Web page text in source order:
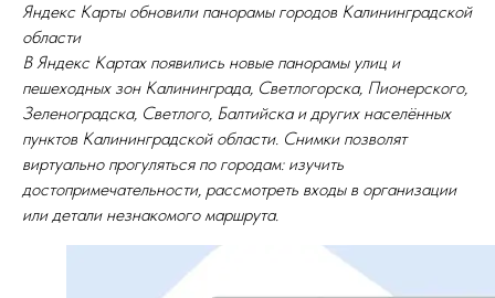
Яндекс Карты обновили панорамы городов Калининградской
области
В Яндекс Картах появились новые панорамы улиц и
пешеходных зон Калининграда, Светлогорска, Пионерского,
Зеленоградска, Светлого, Балтийска и других населённых
пунктов Калининградской области. Снимки позволят
виртуально прогуляться по городам: изучить
достопримечательности, рассмотреть входы в организации
или детали незнакомого маршрута.